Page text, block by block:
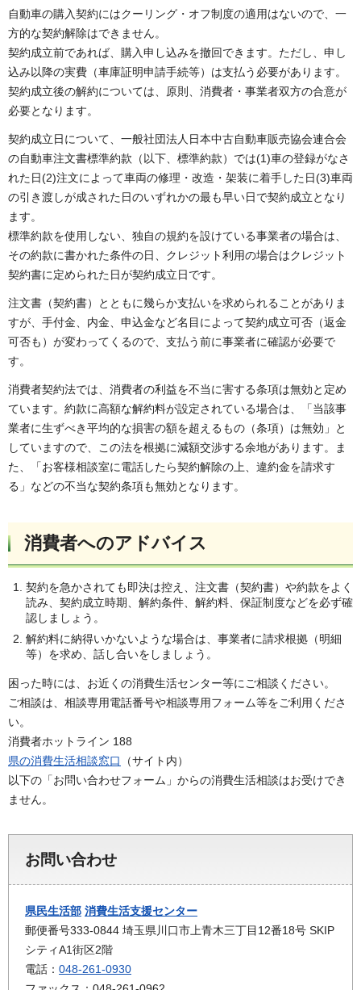
自動車の購入契約にはクーリング・オフ制度の適用はないので、一
方的な契約解除はできません。
契約成立前であれば、購入申し込みを撤回できます。ただし、申し
込み以降の実費（車庫証明申請手続等）は支払う必要があります。
契約成立後の解約については、原則、消費者・事業者双方の合意が
必要となります。
契約成立日について、一般社団法人日本中古自動車販売協会連合会
の自動車注文書標準約款（以下、標準約款）では(1)車の登録がなさ
れた日(2)注文によって車両の修理・改造・架装に着手した日(3)車両
の引き渡しが成された日のいずれかの最も早い日で契約成立となり
ます。
標準約款を使用しない、独自の規約を設けている事業者の場合は、
その約款に書かれた条件の日、クレジット利用の場合はクレジット
契約書に定められた日が契約成立日です。
注文書（契約書）とともに幾らか支払いを求められることがありま
すが、手付金、内金、申込金など名目によって契約成立可否（返金
可否も）が変わってくるので、支払う前に事業者に確認が必要で
す。
消費者契約法では、消費者の利益を不当に害する条項は無効と定め
ています。約款に高額な解約料が設定されている場合は、「当該事
業者に生ずべき平均的な損害の額を超えるもの（条項）は無効」と
していますので、この法を根拠に減額交渉する余地があります。ま
た、「お客様相談室に電話したら契約解除の上、違約金を請求す
る」などの不当な契約条項も無効となります。
消費者へのアドバイス
契約を急かされても即決は控え、注文書（契約書）や約款をよく
読み、契約成立時期、解約条件、解約料、保証制度などを必ず確
認しましょう。
解約料に納得いかないような場合は、事業者に請求根拠（明細
等）を求め、話し合いをしましょう。
困った時には、お近くの消費生活センター等にご相談ください。
ご相談は、相談専用電話番号や相談専用フォーム等をご利用くださ
い。
消費者ホットライン 188
県の消費生活相談窓口
（サイト内）
以下の「お問い合わせフォーム」からの消費生活相談はお受けでき
ません。
お問い合わせ
県民生活部 消費生活支援センター
郵便番号333-0844 埼玉県川口市上青木三丁目12番18号 SKIP
シティA1街区2階
電話： 048-261-0930